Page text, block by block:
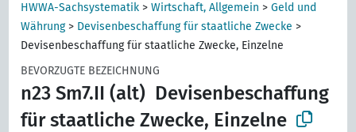
HWWA-Sachsystematik >Wirtschaft, Allgemein >Geld und
Währung> Devisenbeschaffung für staatliche Zwecke >
Devisenbeschaffung für staatliche Zwecke, Einzelne
BEVORZUGTE BEZEICHNUNG
n23 Sm7.II (alt) Devisenbeschaffung
für staatliche Zwecke, Einzelne